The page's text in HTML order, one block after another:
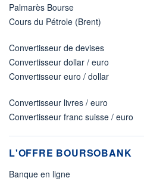
Palmarès Bourse
Cours du Pétrole (Brent)
Convertisseur de devises
Convertisseur dollar / euro
Convertisseur euro / dollar
Convertisseur livres / euro
Convertisseur franc suisse / euro
L'OFFRE BOURSOBANK
Banque en ligne